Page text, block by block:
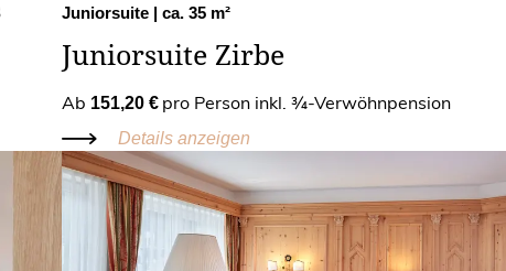
Juniorsuite | ca. 35 m²
Juniorsuite Zirbe
Ab 151,20 € pro Person inkl. ¾-Verwöhnpension
Details anzeigen